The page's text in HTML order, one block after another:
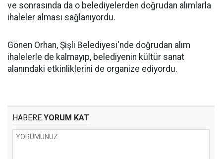
ve sonrasında da o belediyelerden doğrudan alımlarla
ihaleler alması sağlanıyordu.
Gönen Orhan, Şişli Belediyesi'nde doğrudan alım
ihalelerle de kalmayıp, belediyenin kültür sanat
alanındaki etkinliklerini de organize ediyordu.
HABERE YORUM KAT